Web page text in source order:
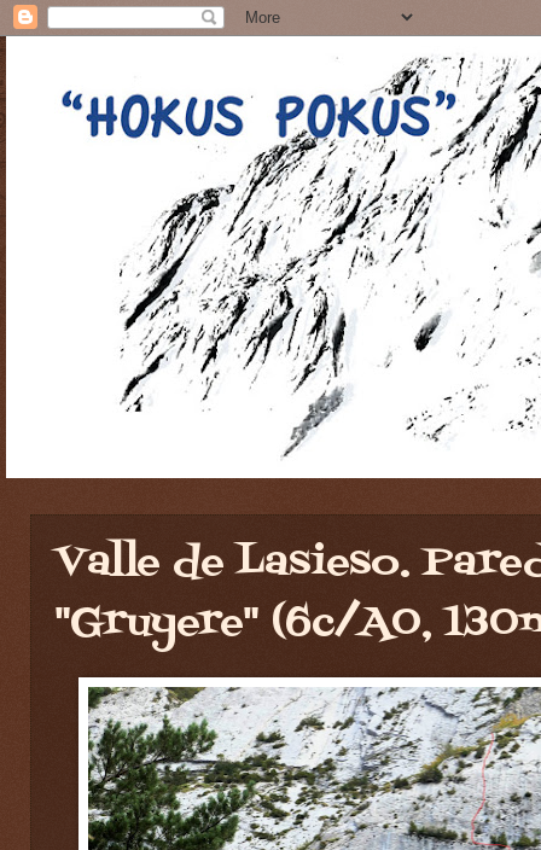
Valle de Lasieso.
"Gruyere" (6c/A0,